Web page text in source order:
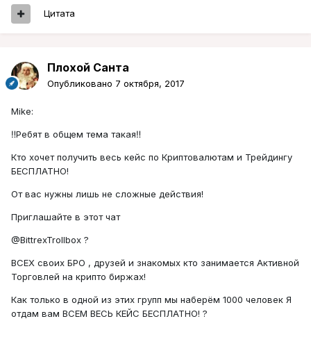
Цитата
Плохой Санта
Опубликовано 7 октября, 2017
Mike:
‼️Ребят в общем тема такая‼️
Кто хочет получить весь кейс по Криптовалютам и Трейдингу
БЕСПЛАТНО!
От вас нужны лишь не сложные действия!
Приглашайте в этот чат
@BittrexTrollbox ?
ВСЕХ своих БРО , друзей и знакомых кто занимается Активной
Торговлей на крипто биржах!
Как только в одной из этих групп мы наберём 1000 человек Я
отдам вам ВСЕМ ВЕСЬ КЕЙС БЕСПЛАТНО! ?